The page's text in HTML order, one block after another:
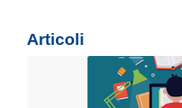
Articoli